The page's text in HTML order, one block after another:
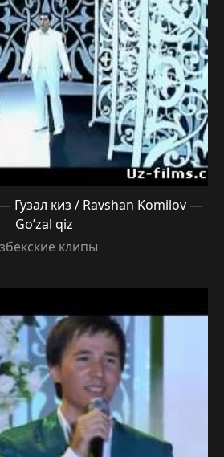
Гузал киз / Ravshan Komilov —
Go’zal qiz
клипы